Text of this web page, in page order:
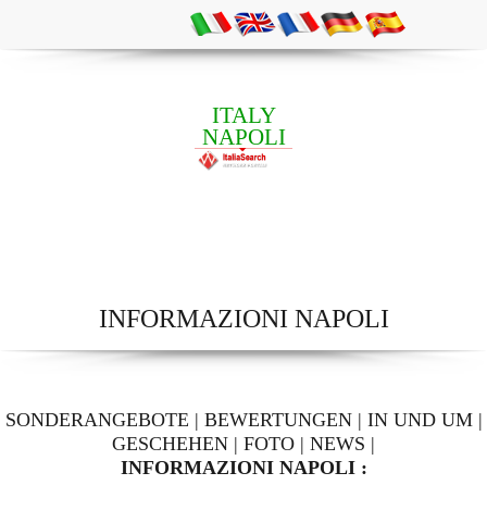
ITALY
NAPOLI
INFORMAZIONI NAPOLI
SONDERANGEBOTE | BEWERTUNGEN| IN UND UM|
GESCHEHEN | FOTO | NEWS |
INFORMAZIONI NAPOLI :